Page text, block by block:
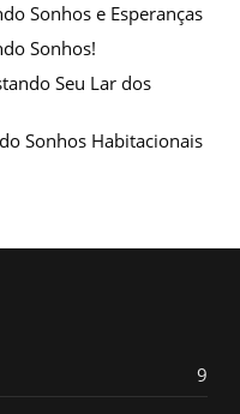
Sonhos e Esperanças
Sonhos!
Seu Lar dos
Sonhos Habitacionais
9